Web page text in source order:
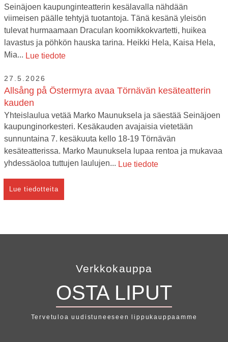
Seinäjoen kaupunginteatterin kesälavalla nähdään
viimeisen päälle tehtyjä tuotantoja. Tänä kesänä yleisön
tulevat hurmaamaan Draculan koomikkokvartetti, huikea
lavastus ja pöhkön hauska tarina. Heikki Hela, Kaisa Hela,
Mia... Lue tiedote
27.5.2026
Allsång på Östermyra avaa Törnävän kesäteatterin
kauden
Yhteislaulua vetää Marko Maunuksela ja säestää Seinäjoen
kaupunginorkesteri. Kesäkauden avajaisia vietetään
sunnuntaina 7. kesäkuuta kello 18-19 Törnävän
kesäteatterissa. Marko Maunuksela lupaa rentoa ja mukavaa
yhdessäoloa tuttujen laulujen... Lue tiedote
Lue tiedotteita
Verkkokauppa
OSTA LIPUT
Tervetuloa uudistuneeseen lippukauppaamme